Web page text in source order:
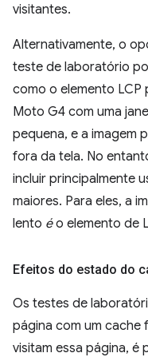
visitantes.
Alternativamente, o
teste de laboratório
como o elemento LCP
Moto G4 com uma
pequena, e a imagem
fora da tela. No
incluir principalmente
maiores. Para eles, a
lento éo elemento de
Efeitos do estado do
Os testes de
página com um cache
visitam essa página, é